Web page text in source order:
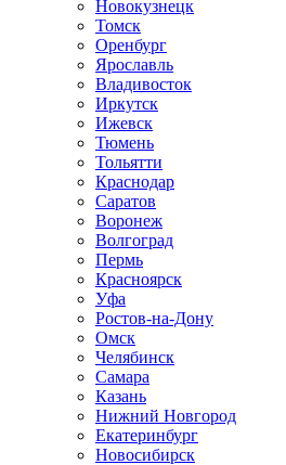
Новокузнецк
Томск
Оренбург
Ярославль
Владивосток
Иркутск
Ижевск
Тюмень
Тольятти
Краснодар
Саратов
Воронеж
Волгоград
Пермь
Красноярск
Уфа
Ростов-на-Дону
Омск
Челябинск
Самара
Казань
Нижний Новгород
Екатеринбург
Новосибирск